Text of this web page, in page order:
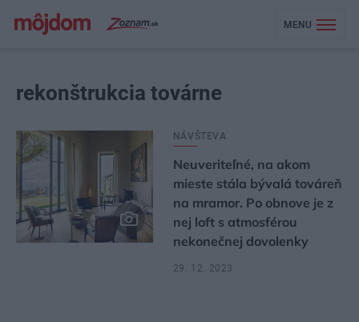
MENU
rekonštrukcia továrne
NÁVŠTEVA
Neuveriteľné, na akom
mieste stála bývalá továreň
na mramor. Po obnove je z
nej loft s atmosférou
nekonečnej dovolenky
29. 12. 2023